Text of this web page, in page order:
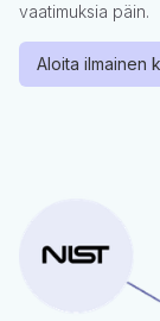
vaatimuksia päin.
Aloita ilmainen